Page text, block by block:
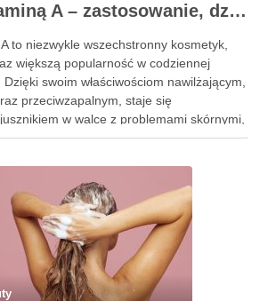
Maść z witaminą A – zastosowanie, działanie i bezpieczeństwo stosowania
to niezwykle wszechstronny kosmetyk,
większą popularność w codziennej
swoim właściwościom nawilżającym,
przeciwzapalnym, staje się
w walce z problemami skórnymi,
trądzik czy podrażnienia. Jej działanie